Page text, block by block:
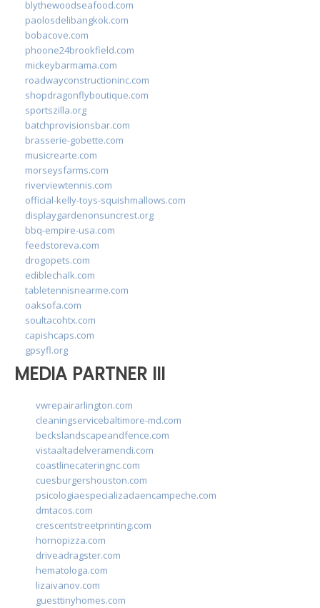
blythewoodseafood.com
paolosdelibangkok.com
bobacove.com
phoone24brookfield.com
mickeybarmama.com
roadwayconstructioninc.com
shopdragonflyboutique.com
sportszilla.org
batchprovisionsbar.com
brasserie-gobette.com
musicrearte.com
morseysfarms.com
riverviewtennis.com
official-kelly-toys-squishmallows.com
displaygardenonsuncrest.org
bbq-empire-usa.com
feedstoreva.com
drogopets.com
ediblechalk.com
tabletennisnearme.com
oaksofa.com
soultacohtx.com
capishcaps.com
gpsyfl.org
MEDIA PARTNER III
vwrepairarlington.com
cleaningservicebaltimore-md.com
beckslandscapeandfence.com
vistaaltadelveramendi.com
coastlinecateringnc.com
cuesburgershouston.com
psicologiaespecializadaencampeche.com
dmtacos.com
crescentstreetprinting.com
hornopizza.com
driveadragster.com
hematologa.com
lizaivanov.com
guesttinyhomes.com